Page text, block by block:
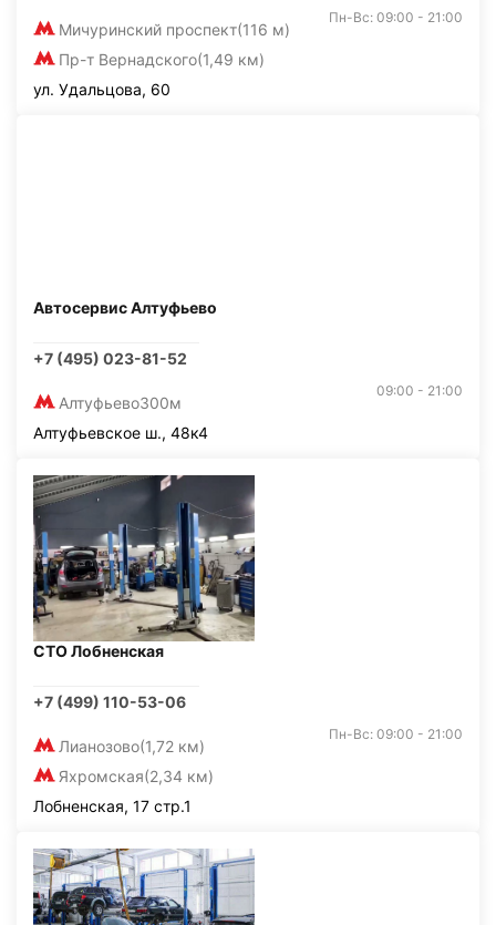
Мичуринский проспект(116 м)
Пр-т Вернадского(1,49 км)
Пн-Вс: 09:00 - 21:00
ул. Удальцова, 60
Автосервис Алтуфьево
+7 (495) 023-81-52
Алтуфьево300м
09:00 - 21:00
Алтуфьевское ш., 48к4
СТО Лобненская
+7 (499) 110-53-06
Лианозово(1,72 км)
Яхромская(2,34 км)
Пн-Вс: 09:00 - 21:00
Лобненская, 17 стр.1